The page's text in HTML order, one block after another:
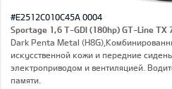
#E2512C010C45A 0004
Sportage 1,6 T-GDI (180hp) GT-Line TX
Dark Penta Metal
искусственной кожи и передние
электроприводом и вентиляцией.
памяти.